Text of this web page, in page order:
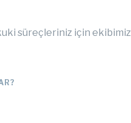
süreçleriniz için